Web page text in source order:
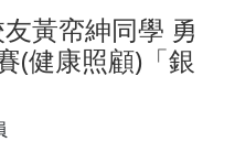
黃帟紳同學 勇
(健康照顧)「銀